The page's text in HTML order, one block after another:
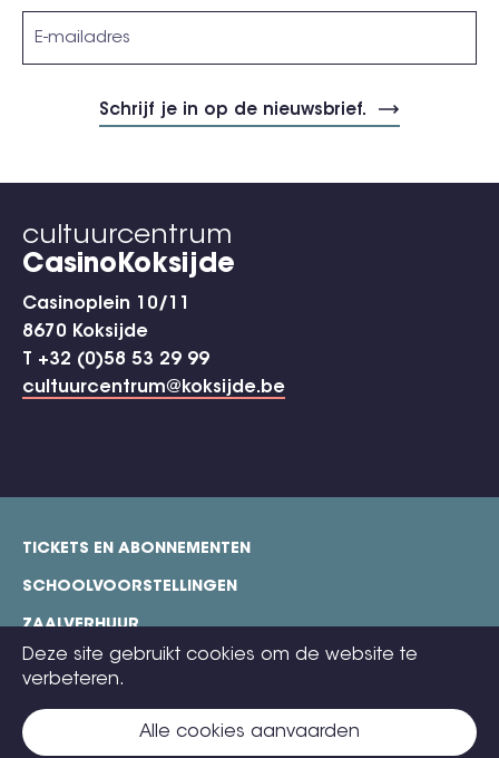
cultuurcentrum
CasinoKoksijde
Casinoplein 10/11
8670 Koksijde
T +32 (0)58 53 29 99
cultuurcentrum@koksijde.be
Deze site gebruikt cookies om de website te
verbeteren.
Alle cookies aanvaarden
footer
TICKETS EN ABONNEMENTEN
SCHOOLVOORSTELLINGEN
ZAALVERHUUR
TECHNISCHE FICHES
CONTACT